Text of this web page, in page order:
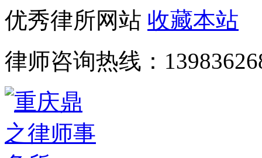
优秀律所网站 收藏本站
律师咨询热线：